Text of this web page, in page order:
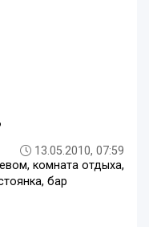
13.05.2010, 07:59
комната отдыха,
бар